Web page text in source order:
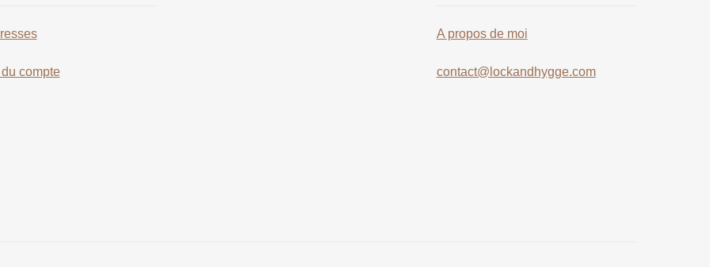
compte
A propos de moi
contact@lockandhygge.com